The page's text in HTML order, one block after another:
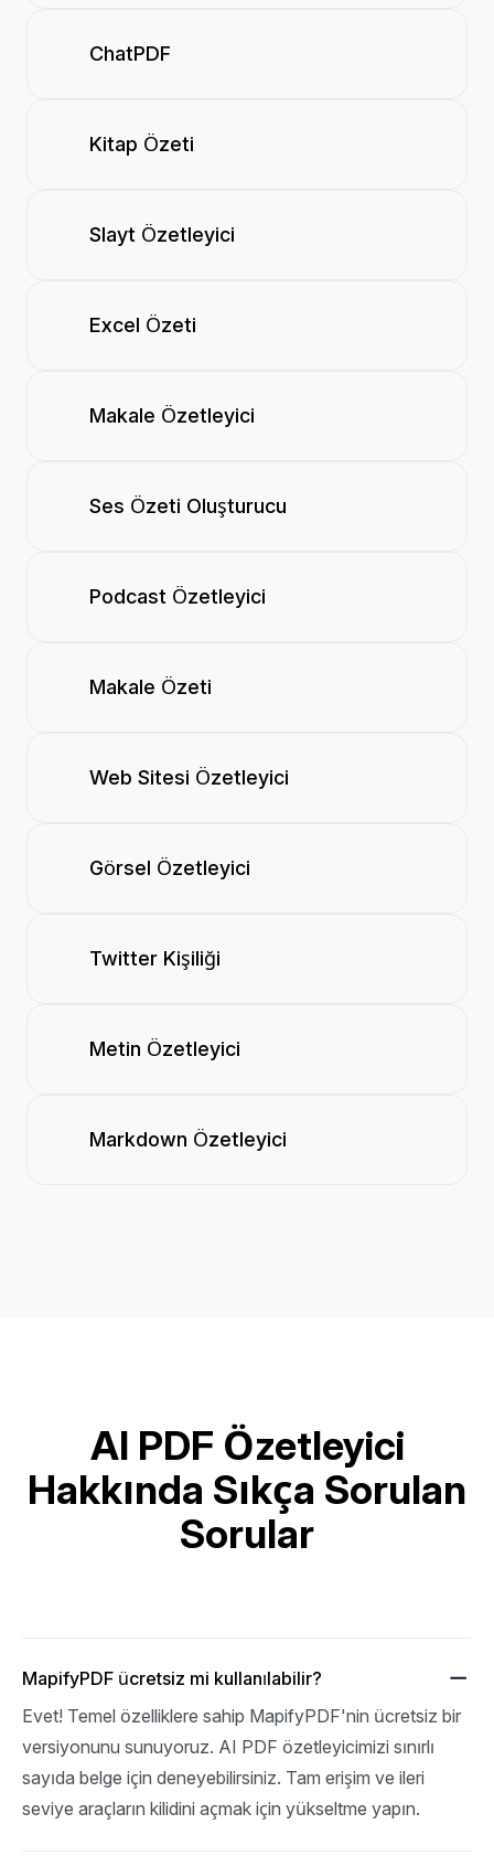
ChatPDF
Kitap Özeti
Slayt Özetleyici
Excel Özeti
Makale Özetleyici
Ses Özeti Oluşturucu
Podcast Özetleyici
Makale Özeti
Web Sitesi Özetleyici
Görsel Özetleyici
Twitter Kişiliği
Metin Özetleyici
Markdown Özetleyici
AI PDF Özetleyici
Hakkında Sıkça Sorulan
Sorular
MapifyPDF ücretsiz mi kullanılabilir?
Evet! Temel özelliklere sahip MapifyPDF'nin ücretsiz bir
versiyonunu sunuyoruz. AI PDF özetleyicimizi sınırlı
sayıda belge için deneyebilirsiniz. Tam erişim ve ileri
seviye araçların kilidini açmak için yükseltme yapın.